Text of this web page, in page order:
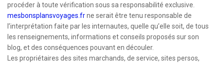
procéder à toute vérification sous sa responsabilité exclusive.
mesbonsplansvoyages.frne serait être tenu responsable de
l’interprétation faite par les internautes, quelle qu’elle soit, de tous
les renseignements, informations et conseils proposés sur son
blog, et des conséquences pouvant en découler.
Les propriétaires des sites marchands, de service, sites persos,